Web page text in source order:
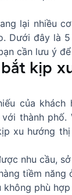
lại nhiều
Dưới đây là
cần lưu ý
bắt kịp
của khách
thành phố.
xu hướng
nhu cầu,
tiềm năng
không phù